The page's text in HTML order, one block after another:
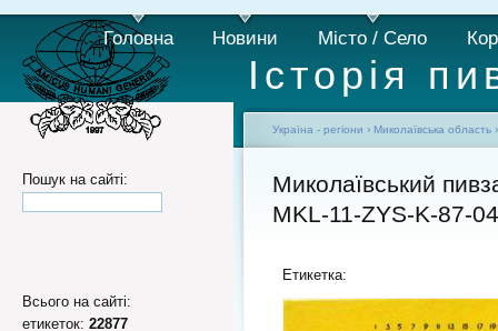
Історія
Головна Новини Місто / Село
Пошук на сайті:
Всього на сайті:
етикеток: 22877
Україна - регіони › Миколаївська область
Миколаївський
MKL-11-ZYS-K-87-
Етикетка: